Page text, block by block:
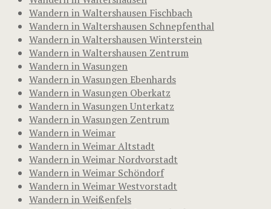
Wandern in Waltershausen Fischbach
Wandern in Waltershausen Schnepfenthal
Wandern in Waltershausen Winterstein
Wandern in Waltershausen Zentrum
Wandern in Wasungen
Wandern in Wasungen Ebenhards
Wandern in Wasungen Oberkatz
Wandern in Wasungen Unterkatz
Wandern in Wasungen Zentrum
Wandern in Weimar
Wandern in Weimar Altstadt
Wandern in Weimar Nordvorstadt
Wandern in Weimar Schöndorf
Wandern in Weimar Westvorstadt
Wandern in Weißenfels